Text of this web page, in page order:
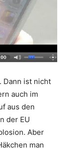
Dann ist nicht
auch im
aus den
der EU
Aber
man